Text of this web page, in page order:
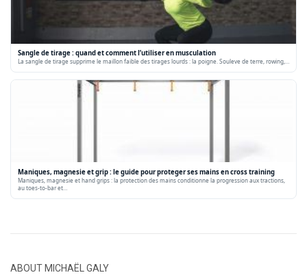
Sangle de tirage : quand et comment l’utiliser en musculation
La sangle de tirage supprime le maillon faible des tirages lourds : la poigne. Souleve de terre, rowing,…
Maniques, magnesie et grip : le guide pour proteger ses mains en cross training
Maniques, magnesie et hand grips : la protection des mains conditionne la progression aux tractions,
au toes-to-bar et…
ABOUT MICHAËL GALY